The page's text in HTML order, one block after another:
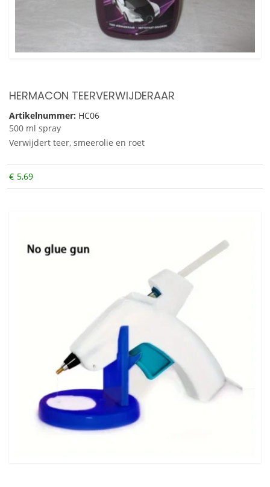
HERMACON TEERVERWIJDERAAR
Artikelnummer: HC06
500 ml spray
Verwijdert teer, smeerolie en roet
€ 5,69